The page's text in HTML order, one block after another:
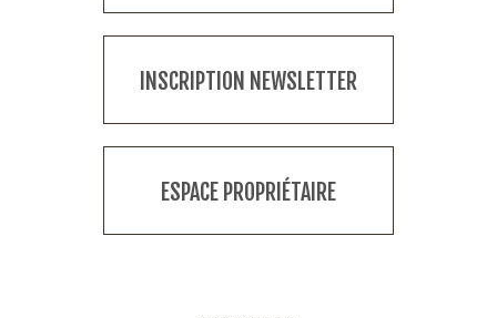
INSCRIPTION NEWSLETTER
ESPACE PROPRIÉTAIRE